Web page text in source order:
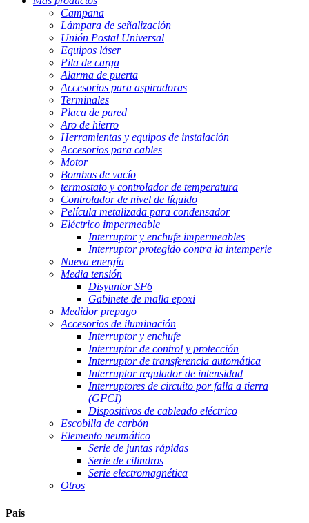
Campana
Lámpara de señalización
Unión Postal Universal
Equipos láser
Pila de carga
Alarma de puerta
Accesorios para aspiradoras
Terminales
Placa de pared
Aro de hierro
Herramientas y equipos de instalación
Accesorios para cables
Motor
Bombas de vacío
termostato y controlador de temperatura
Controlador de nivel de líquido
Película metalizada para condensador
Eléctrico impermeable
Interruptor y enchufe impermeables
Interruptor protegido contra la intemperie
Nueva energía
Media tensión
Disyuntor SF6
Gabinete de malla epoxi
Medidor prepago
Accesorios de iluminación
Interruptor y enchufe
Interruptor de control y protección
Interruptor de transferencia automática
Interruptor regulador de intensidad
Interruptores de circuito por falla a tierra
(GFCI)
Dispositivos de cableado eléctrico
Escobilla de carbón
Elemento neumático
Serie de juntas rápidas
Serie de cilindros
Serie electromagnética
Otros
País